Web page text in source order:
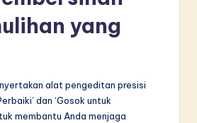
yang
alat pengeditan presisi
dan ‘Gosok untuk
membantu Anda menjaga